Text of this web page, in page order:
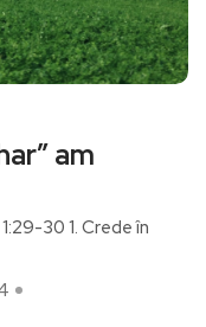
am
30 1. Crede în